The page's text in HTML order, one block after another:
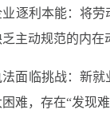
业逐利本能：将
主动规范的内在
法面临挑战：新
难，存在“发现